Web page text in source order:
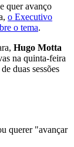
quer avanço
o Executivo
o tema.
Hugo Motta
na quinta-feira
duas sessões
querer "avançar